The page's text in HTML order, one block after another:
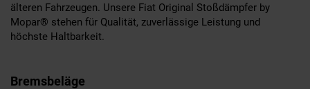
älteren Fahrzeugen. Unsere Fiat Original Stoßdämpfer by
Mopar® stehen für Qualität, zuverlässige Leistung und
höchste Haltbarkeit.
Bremsbeläge